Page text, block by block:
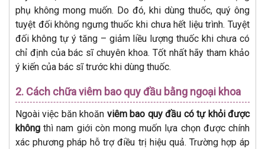
phụ không mong muốn. Do đó, khi dùng thuốc, quý ông
tuyệt đối không ngưng thuốc khi chưa hết liệu trình. Tuyệt
đối không tự ý tăng – giảm liều lượng thuốc khi chưa có
chỉ định của bác sĩ chuyên khoa. Tốt nhất hãy tham khảo
ý kiến của bác sĩ trước khi dùng thuốc.
2. Cách chữa viêm bao quy đầu bằng ngoại khoa
Ngoài việc băn khoăn viêm bao quy đầu có tự khỏi được
không thì nam giới còn mong muốn lựa chọn được chính
xác phương pháp hỗ trợ điều trị hiệu quả. Trường hợp áp